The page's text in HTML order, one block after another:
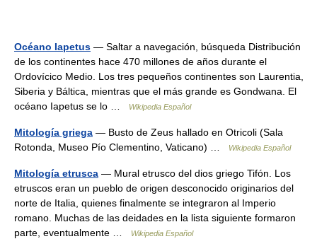
Océano Iapetus — Saltar a navegación, búsqueda Distribución
de los continentes hace 470 millones de años durante el
Ordovícico Medio. Los tres pequeños continentes son Laurentia,
Siberia y Báltica, mientras que el más grande es Gondwana. El
océano Iapetus se lo …
Wikipedia Español
Mitología griega — Busto de Zeus hallado en Otricoli (Sala
Rotonda, Museo Pío Clementino, Vaticano) …
Wikipedia Español
Mitología etrusca — Mural etrusco del dios griego Tifón. Los
etruscos eran un pueblo de origen desconocido originarios del
norte de Italia, quienes finalmente se integraron al Imperio
romano. Muchas de las deidades en la lista siguiente formaron
parte, eventualmente …
Wikipedia Español